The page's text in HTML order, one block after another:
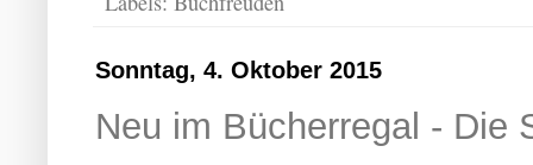
Sonntag, 4. Oktober 2015
Neu im Bücherregal - Die